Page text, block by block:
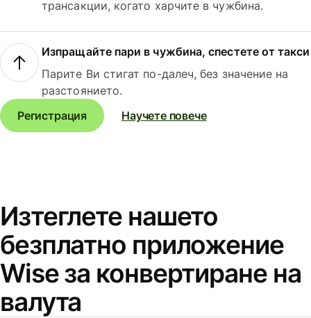
трансакции, когато харчите в чужбина.
Изпращайте пари в чужбина, спестете от такси
Парите Ви стигат по-далеч, без значение на
разстоянието.
Регистрация
Научете повече
Изтеглете нашето
безплатно приложение
Wise за конвертиране на
валута